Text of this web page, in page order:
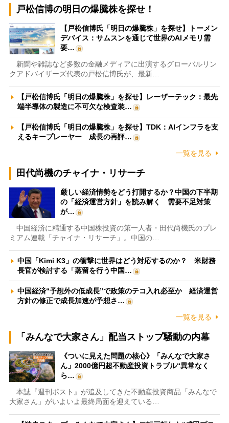
戸松信博の明日の爆騰株を探せ！
【戸松信博氏「明日の爆騰株」を探せ】トーメン
デバイス：サムスンを通じて世界のAIメモリ需
要…
新聞や雑誌など多数の金融メディアに出演するグローバルリン
クアドバイザーズ代表の戸松信博氏が、最新…
【戸松信博氏「明日の爆騰株」を探せ】レーザーテック：最先
端半導体の製造に不可欠な検査装…
【戸松信博氏「明日の爆騰株」を探せ】TDK：AIインフラを支
えるキープレーヤー 成長の再評…
一覧を見る
田代尚機のチャイナ・リサーチ
厳しい経済情勢をどう打開するか？中国の下半期
の「経済運営方針」を読み解く 需要不足対策
が…
中国経済に精通する中国株投資の第一人者・田代尚機氏のプレ
ミアム連載「チャイナ・リサーチ」。中国の…
中国「Kimi K3」の衝撃に世界はどう対応するのか？ 米財務
長官が検討する「蒸留を行う中国…
中国経済“予想外の低成長”で政策のテコ入れ必至か 経済運営
方針の修正で成長加速が予想さ…
一覧を見る
「みんなで大家さん」配当ストップ騒動の内幕
《ついに見えた問題の核心》「みんなで大家さ
ん」2000億円超不動産投資トラブル“異常なく
ら…
本誌『週刊ポスト』が追及してきた不動産投資商品「みんなで
大家さん」がいよいよ最終局面を迎えている…